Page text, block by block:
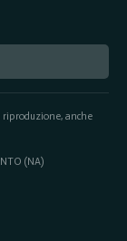
anche
(NA)